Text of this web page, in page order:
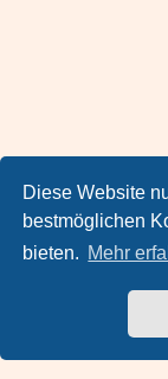
Diese Website
bestmöglichen
bieten. Mehr